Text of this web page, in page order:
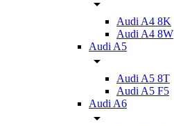
Audi A4 8K
Audi A4 8W
Audi A5
Audi A5 8T
Audi A5 F5
Audi A6